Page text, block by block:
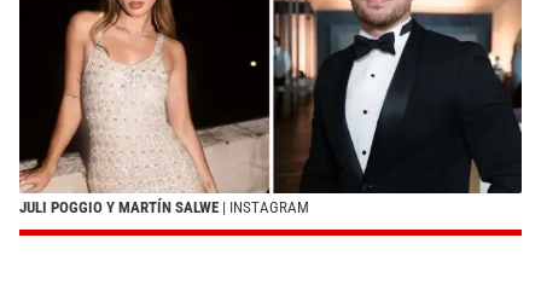
JULI POGGIO Y MARTÍN SALWE | INSTAGRAM